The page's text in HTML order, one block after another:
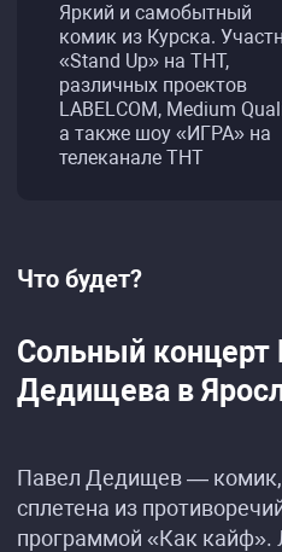
Яркий и самобытный
комик из Курска.
«Stand Up» на ТНТ,
различных проектов
LABELCOM, Medium
а также шоу «ИГРА» на
телеканале ТНТ
Что будет?
Сольный концерт
Дедищева в
Павел Дедищев — комик,
сплетена из
программой «Как кайф».